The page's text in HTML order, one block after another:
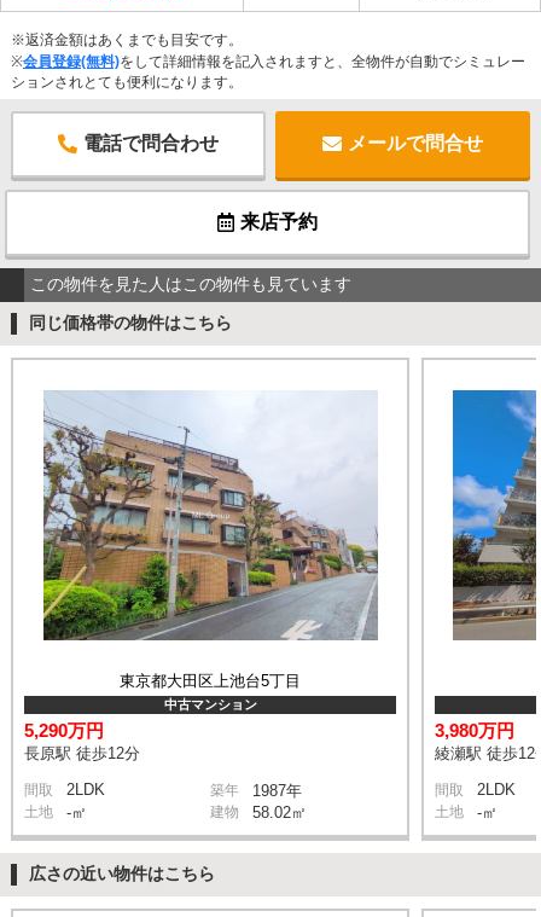
※返済金額はあくまでも目安です。
※会員登録(無料)をして詳細情報を記入されますと、全物件が自動でシミュレー
ションされとても便利になります。
電話で問合わせ メールで問合せ
来店予約
この物件を見た人はこの物件も見ています
同じ価格帯の物件はこちら
東京都大田区上池台5丁目
中古マンション
5,290万円
長原駅 徒歩12分
間取 2LDK 築年 1987年
土地 -㎡ 建物 58.02㎡
3,980万円
綾瀬駅 徒歩12
間取 2LDK
土地 -㎡
広さの近い物件はこちら